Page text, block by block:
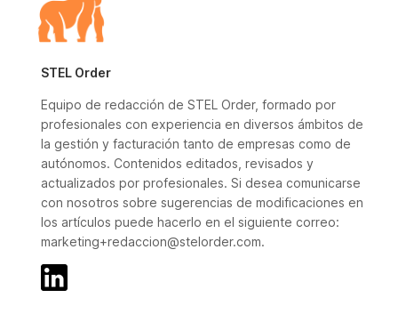
STEL Order
Equipo de redacción de STEL Order, formado por
profesionales con experiencia en diversos ámbitos de
la gestión y facturación tanto de empresas como de
autónomos. Contenidos editados, revisados y
actualizados por profesionales. Si desea comunicarse
con nosotros sobre sugerencias de modificaciones en
los artículos puede hacerlo en el siguiente correo:
marketing+redaccion@stelorder.com.